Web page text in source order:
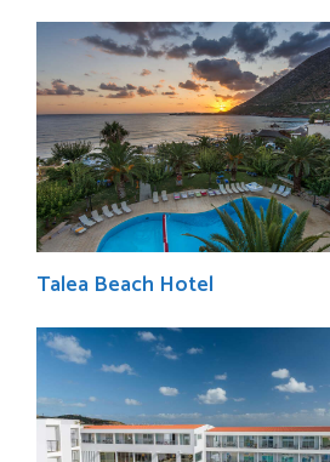
Talea Beach Hotel